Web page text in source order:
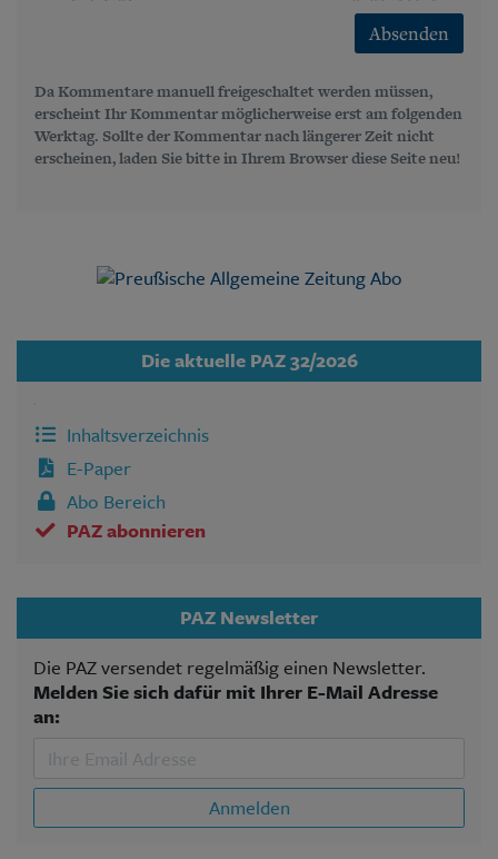
Absenden
Da Kommentare manuell freigeschaltet werden müssen,
erscheint Ihr Kommentar möglicherweise erst am folgenden
Werktag. Sollte der Kommentar nach längerer Zeit nicht
erscheinen, laden Sie bitte in Ihrem Browser diese Seite neu!
Die aktuelle PAZ 32/2026
Inhaltsverzeichnis
E-Paper
Abo Bereich
PAZ abonnieren
PAZ Newsletter
Die PAZ versendet regelmäßig einen Newsletter.
Melden Sie sich dafür mit Ihrer E-Mail Adresse
an:
Anmelden